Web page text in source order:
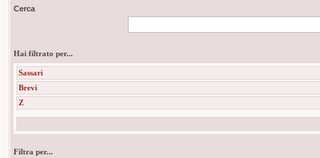
Cerca
Hai filtrato per...
Sassari
Brevi
Z
Filtra per...